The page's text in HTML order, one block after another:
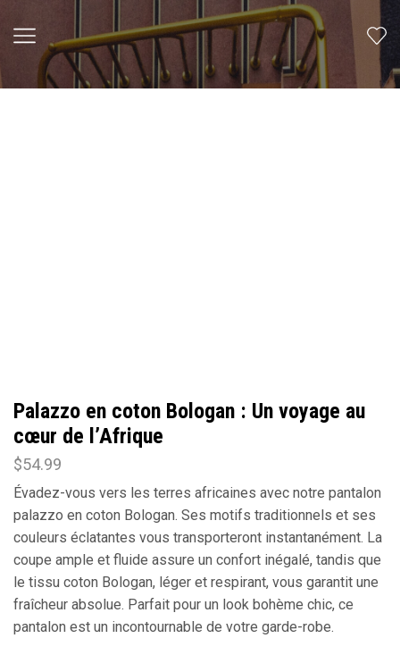
Palazzo en coton Bologan : Un voyage au
cœur de l’Afrique
$54.99
Évadez-vous vers les terres africaines avec notre pantalon
palazzo en coton Bologan. Ses motifs traditionnels et ses
couleurs éclatantes vous transporteront instantanément. La
coupe ample et fluide assure un confort inégalé, tandis que
le tissu coton Bologan, léger et respirant, vous garantit une
fraîcheur absolue. Parfait pour un look bohème chic, ce
pantalon est un incontournable de votre garde-robe.